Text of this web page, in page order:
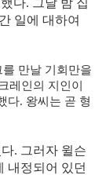
다. 그날 밤 집
일에 대하여
만날 기회만을
레인의 지인이
다. 왕씨는 곧 형
. 그러자 윌슨
내정되어 있던